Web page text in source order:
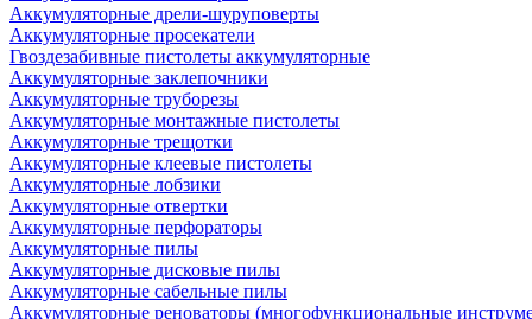
Аккумуляторные дрели-шуруповерты
Аккумуляторные просекатели
Гвоздезабивные пистолеты аккумуляторные
Аккумуляторные заклепочники
Аккумуляторные труборезы
Аккумуляторные монтажные пистолеты
Аккумуляторные трещотки
Аккумуляторные клеевые пистолеты
Аккумуляторные лобзики
Аккумуляторные отвертки
Аккумуляторные перфораторы
Аккумуляторные пилы
Аккумуляторные дисковые пилы
Аккумуляторные сабельные пилы
Аккумуляторные реноваторы (многофункциональные